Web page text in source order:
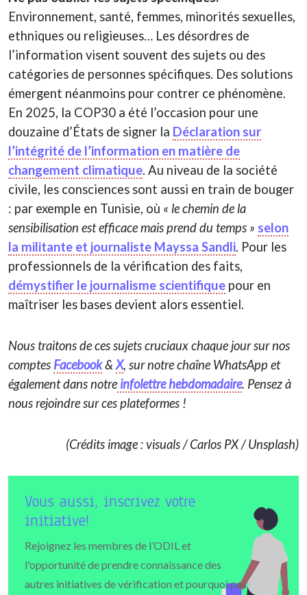
Environnement, santé, femmes, minorités sexuelles,
ethniques ou religieuses… Les désordres de
l’information visent souvent des sujets ou des
catégories de personnes spécifiques. Des solutions
émergent néanmoins pour contrer ce phénomène.
En 2025, la COP30 a été l’occasion pour une
douzaine d’États de signer la Déclaration sur
l’intégrité de l’information en matière de
changement climatique. Au niveau de la société
civile, les consciences sont aussi en train de bouger
: par exemple en Tunisie, où « le chemin de la
sensibilisation est efficace mais prend du temps » selon
la militante et journaliste Mayssa Sandli. Pour les
professionnels de la vérification des faits,
démystifier le journalisme scientifique pour en
maîtriser les bases devient alors essentiel.
Nous traitons de ces sujets cruciaux chaque jour sur nos
comptes Facebook& X, sur notre chaîne WhatsApp et
également dans notre infolettre hebdomadaire. Pensez à
nous rejoindre sur ces plateformes !
(Crédits image : visuals / Carlos PX / Unsplash)
Vous aussi, inscrivez votre
initiative!
Rejoignez les membres de l’ODIL et
l'opportunité de prendre connaissance des
autres initiatives de vérification et pourquoi pas